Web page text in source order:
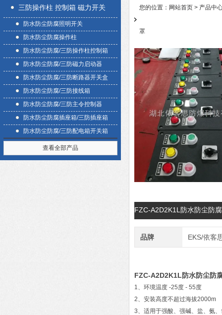
三防操作柱 控制箱 磁力开关
盒防水防尘防腐照明开关
防水防尘防腐操作柱
防水防尘防腐/三防操作柱控制箱
防水防尘防腐/三防磁力启动器
防水防尘防腐/三防断路器开关盒
防水防尘防腐/三防接线箱
防水防尘防腐/三防主令控制器
防水防尘防腐插座箱/三防插座箱
防水防尘防腐/三防配电箱开关箱
查看全部产品
您的位置： 网站首页 > 产品中
罩
FZC-A2D2K1L防水防尘防
品牌 EKS/依客
FZC-A2D2K1L防水防尘防
1、环境温度 -25度 - 55度
2、安装高度不超过海拔2000m
3、适用于强酸、强碱、盐、氨